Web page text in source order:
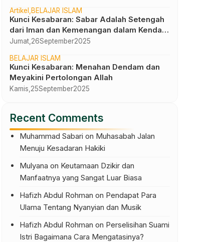
Artikel BELAJAR ISLAM
Kunci Kesabaran: Sabar Adalah Setengah
dari Iman dan Kemenangan dalam Kendali
Diri
Jumat, 26September2025
BELAJAR ISLAM
Kunci Kesabaran: Menahan Dendam dan
Meyakini Pertolongan Allah
Kamis, 25September2025
Recent Comments
Muhammad Sabari on Muhasabah Jalan
Menuju Kesadaran Hakiki
Mulyana on Keutamaan Dzikir dan
Manfaatnya yang Sangat Luar Biasa
Hafizh Abdul Rohman on Pendapat Para
Ulama Tentang Nyanyian dan Musik
Hafizh Abdul Rohman on Perselisihan Suami
Istri Bagaimana Cara Mengatasinya?